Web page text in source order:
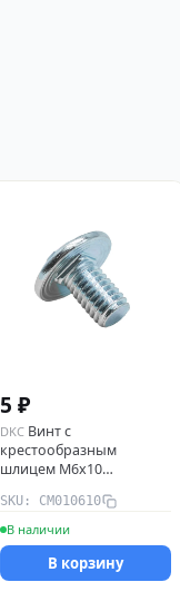
5 ₽
DKC Винт с
крестообразным
шлицем М6х10
SKU: CM010610
В наличии
В корзину